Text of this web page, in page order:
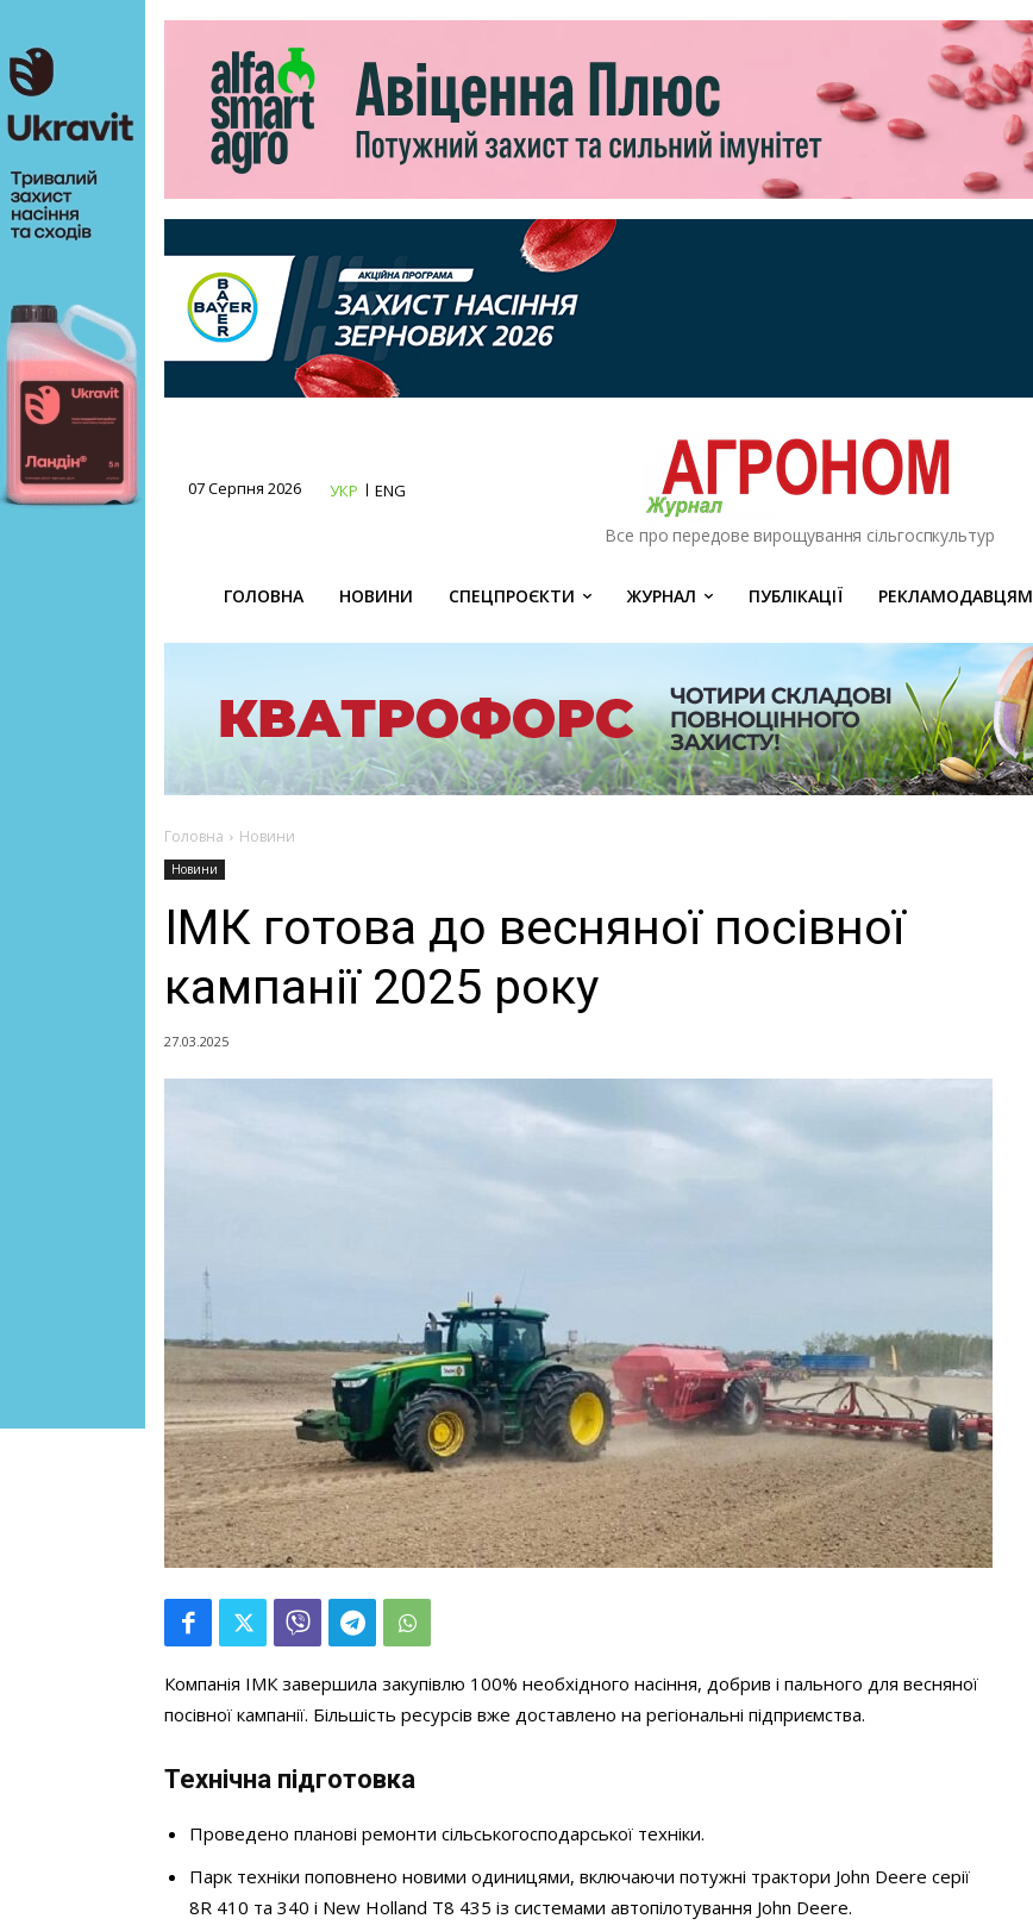
07 Серпня 2026 УКР ENG
Все про передове вирощування сільгоспкультур
ГОЛОВНА НОВИНИ СПЕЦПРОЄКТИ ЖУРНАЛ ПУБЛІКАЦІЇ РЕКЛАМОДАВЦЯМ
Головна Новини
Новини
ІМК готова до весняної посівної
кампанії 2025 року
27.03.2025
Компанія ІМК завершила закупівлю 100% необхідного насіння, добрив і пального для весняної
посівної кампанії. Більшість ресурсів вже доставлено на регіональні підприємства.
Технічна підготовка
Проведено планові ремонти сільськогосподарської техніки.
Парк техніки поповнено новими одиницями, включаючи потужні трактори John Deere серії
8R 410 та 340 і New Holland T8 435 із системами автопілотування John Deere.